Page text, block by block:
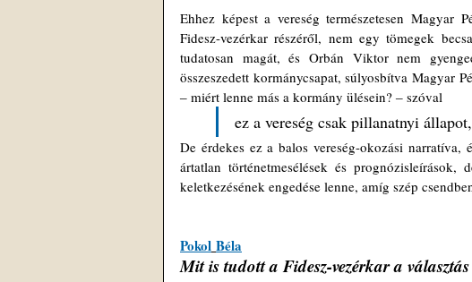
Ehhez képest a vereség természetesen Magyar
Fidesz-vezérkar részéről, nem egy tömegek
tudatosan magát, és Orbán Viktor nem
‒ miért lenne más a kormány ülésein? ‒ szóval
ez a vereség csak pillanatnyi
De érdekes ez a balos vereség-okozási narratíva,
ártatlan történetmesélések és
keletkezésének engedése lenne, amíg szép
Pokol Béla
Mit is tudott a Fidesz-vezérkar a